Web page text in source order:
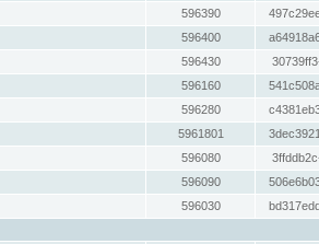
596390
596400
596430
596160
596280
5961801
596080
596090
596030